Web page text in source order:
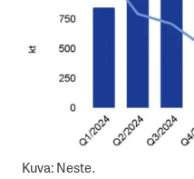
Kuva: Neste.